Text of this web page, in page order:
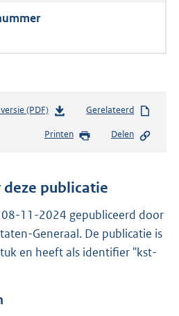
(PDF)b
s
n
s
r
o
Gerelateerd
Printen Delen
publicatie
08-11-2024 gepubliceerd door
Generaal. De publicatie is
en heeft als identifier "kst-